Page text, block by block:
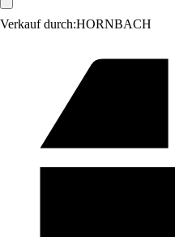
Verkauf durch:HORNBACH